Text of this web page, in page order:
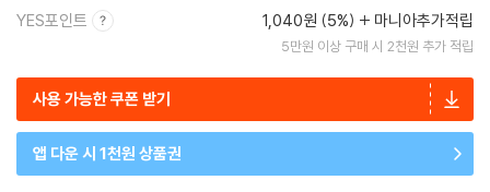
YES포인트 1,040원 (5%) 마니아추가적립
5만원 이상 구매 시 2천원 추가 적립
사용 가능한 쿠폰 받기
앱 다운 시 1천원 상품권